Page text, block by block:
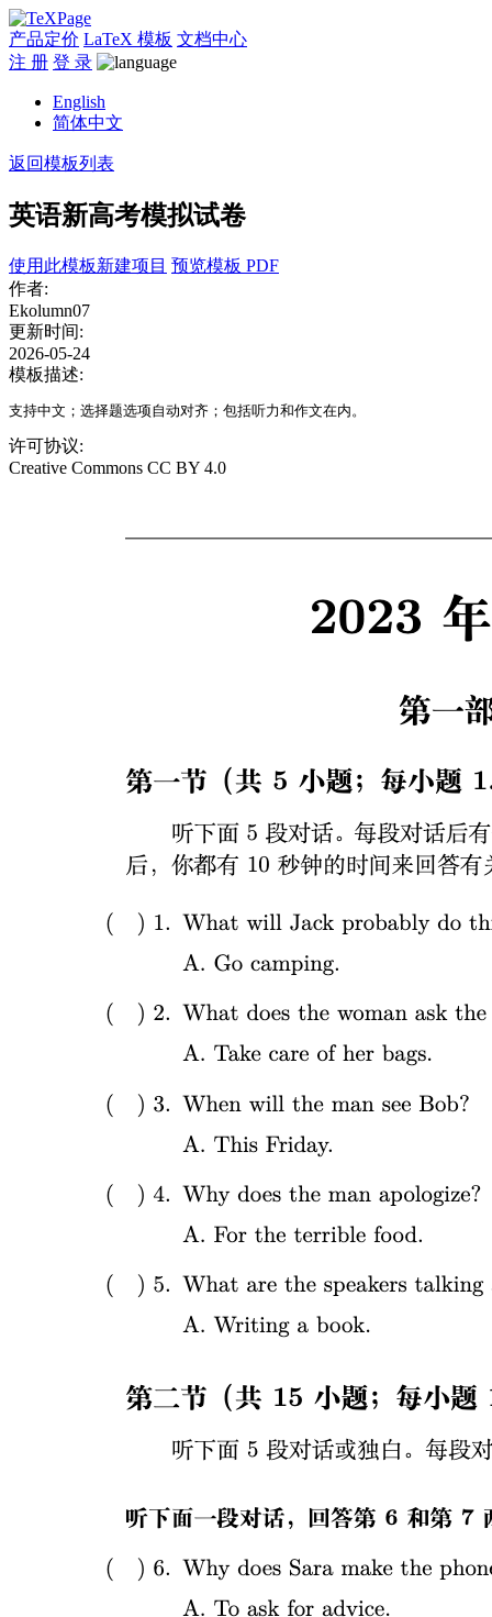
产品定价 LaTeX 模板 文档中心
注 册 登 录
English
简体中文
返回模板列表
英语新高考模拟试卷
使用此模板新建项目 预览模板 PDF
作者:
Ekolumn07
更新时间:
2026-05-24
模板描述:
支持中文；选择题选项自动对齐；包括听力和作文在内。
许可协议:
Creative Commons CC BY 4.0